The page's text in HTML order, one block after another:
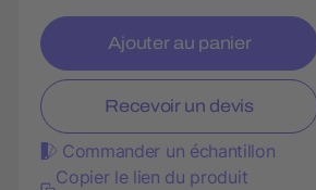
Ajouter au panier
Recevoir un devis
Commander un échantillon
Copier le lien du produit